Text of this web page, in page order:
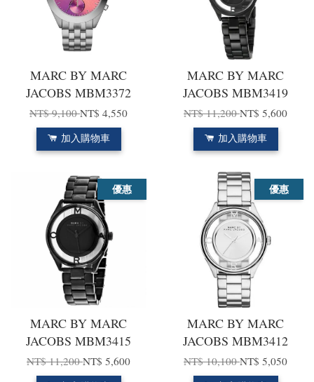
MARC BY MARC
JACOBS MBM3372
NT$ 9,100NT$ 4,550
加入購物車
MARC BY MARC
JACOBS MBM3419
NT$ 11,200NT$ 5,600
加入購物車
優惠
MARC BY MARC
JACOBS MBM3415
NT$ 11,200NT$ 5,600
優惠
MARC BY MARC
JACOBS MBM3412
NT$ 10,100NT$ 5,050